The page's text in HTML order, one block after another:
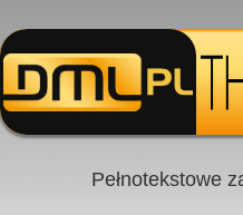
Pełnotekstowe